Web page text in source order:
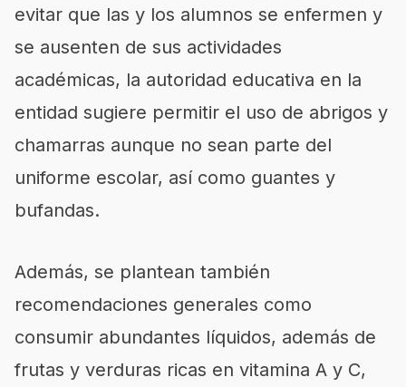
evitar que las y los alumnos se enfermen y
se ausenten de sus actividades
académicas, la autoridad educativa en la
entidad sugiere permitir el uso de abrigos y
chamarras aunque no sean parte del
uniforme escolar, así como guantes y
bufandas.
Además, se plantean también
recomendaciones generales como
consumir abundantes líquidos, además de
frutas y verduras ricas en vitamina A y C,